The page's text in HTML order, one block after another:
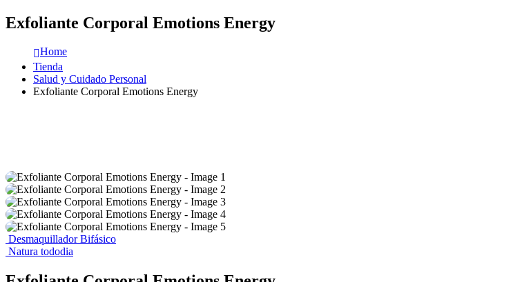
Exfoliante Corporal Emotions Energy
Home
Tienda
Salud y Cuidado Personal
Exfoliante Corporal Emotions Energy
Desmaquillador Bifásico
Natura tododia